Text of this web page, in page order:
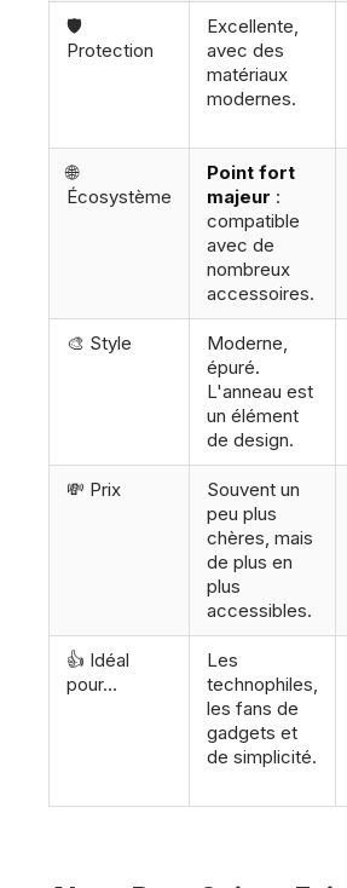
🛡️
Protection
Excellente,
avec des
matériaux
modernes.
🌐
Écosystème
Point fort
majeur :
compatible
avec de
nombreux
accessoires.
🎨 Style
Moderne,
épuré.
L'anneau est
un élément
de design.
💸 Prix
Souvent un
peu plus
chères, mais
de plus en
plus
accessibles.
👍 Idéal
pour...
Les
technophiles,
les fans de
gadgets et
de simplicité.